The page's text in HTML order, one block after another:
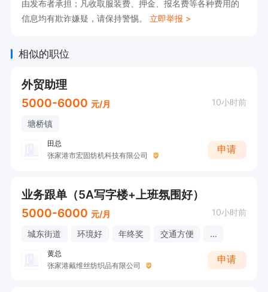
由发布者承担；凡收取服装费、押金、报名费等各种费用的
信息均有欺诈嫌疑，请保持警惕。 立即举报 >
相似的职位
外贸助理
5000-6000 元/月 10小时前
塘桥镇
田总
张家港市宏固纺机科技有限公司
申请
业务跟单（5A写字楼+上班氛围好）
5000-6000 元/月 10小时前
城东街道 环境好 年终奖 交通方便 ...
黄总
张家港戴维丝纺织品有限公司
申请